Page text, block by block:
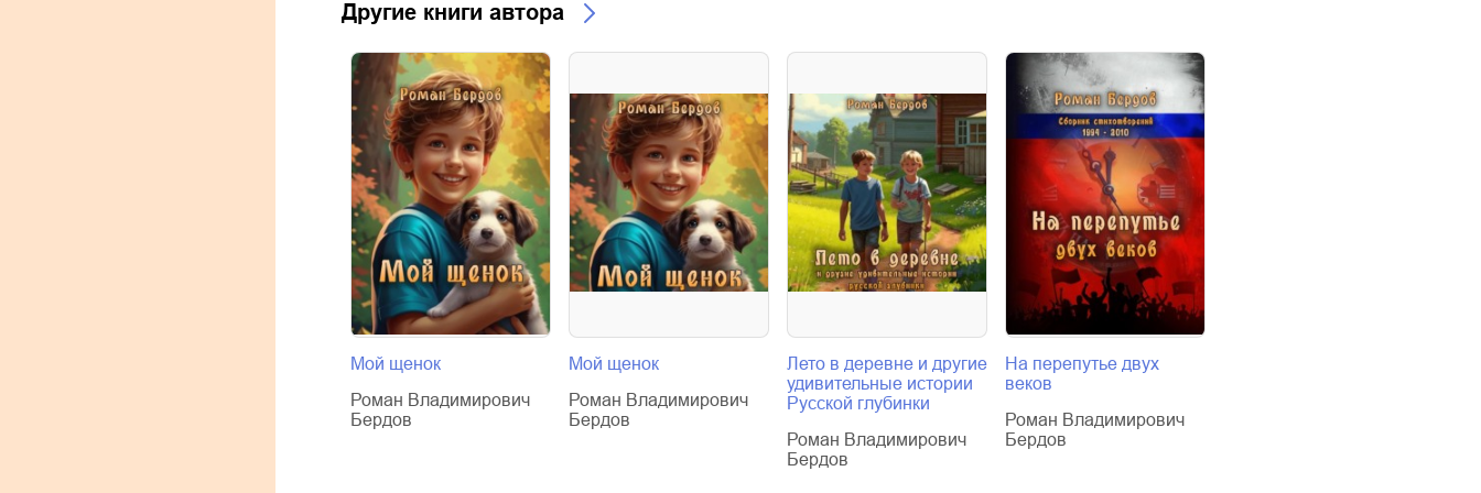
Другие книги автора
Мой щенок
Роман Владимирович
Бердов
Мой щенок
Роман Владимирович
Бердов
Лето в деревне и другие
удивительные истории
Русской глубинки
Роман Владимирович
Бердов
На перепутье двух
веков
Роман Владимирович
Бердов